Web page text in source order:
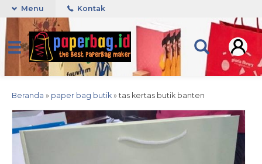
Menu Kontak
Beranda » paper bag butik » tas kertas butik banten